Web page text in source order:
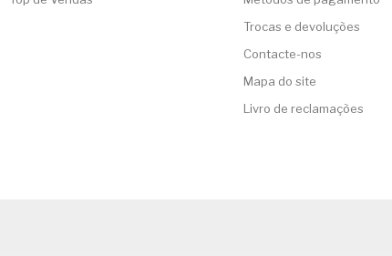
Trocas e devoluções
Contacte-nos
Mapa do site
Livro de reclamações